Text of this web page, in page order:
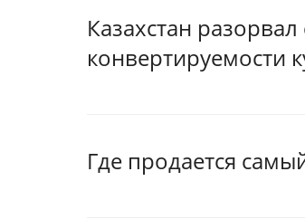
Казахстан
конвертируемости
Где продается